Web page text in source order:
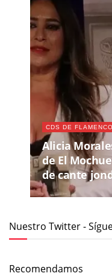
CDS DE FLAMENCO
Alicia
de El
de cante
Nuestro Twitter -
Recomendamos